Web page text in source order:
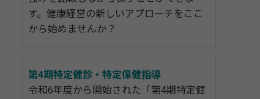
す。健康経営の新しいアプローチをここ
から始めませんか？
第4期特定健診・特定保健指導
令和6年度から開始された「第4期特定健